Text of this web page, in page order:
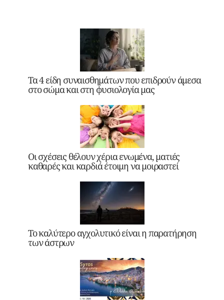
Τα 4 είδη συναισθημάτων που επιδρούν άμεσα
στο σώμα και στη φυσιολογία μας
Οι σχέσεις θέλουν χέρια ενωμένα, ματιές
καθαρές και καρδιά έτοιμη να μοιραστεί
Το καλύτερο αγχολυτικό είναι η παρατήρηση
των άστρων